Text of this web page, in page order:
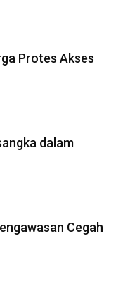
Protes Akses
dalam
Cegah